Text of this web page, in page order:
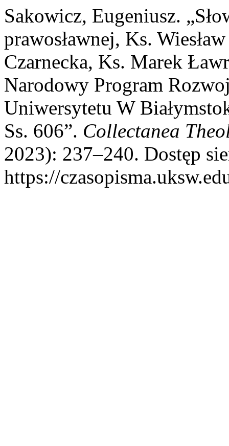
Sakowicz, Eugeniusz.
prawosławnej, Ks.
Czarnecka, Ks. Marek
Narodowy Program
Uniwersytetu W
Ss. 606”. Collectanea
2023): 237–240. Dostęp
https://